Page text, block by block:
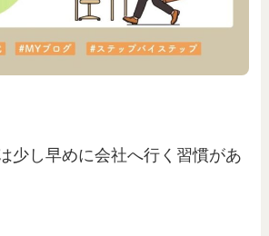
少し早めに会社へ行く習慣があ